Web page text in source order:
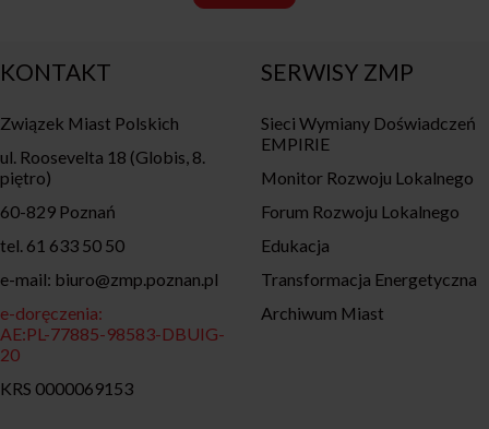
KONTAKT
Związek Miast Polskich
ul. Roosevelta 18 (Globis, 8.
piętro)
60-829 Poznań
tel. 61 633 50 50
e-mail: biuro@zmp.poznan.pl
e-doręczenia:
AE:PL-77885-98583-DBUIG-
20
KRS 0000069153
SERWISY ZMP
Sieci Wymiany Doświadczeń
EMPIRIE
Monitor Rozwoju Lokalnego
Forum Rozwoju Lokalnego
Edukacja
Transformacja Energetyczna
Archiwum Miast